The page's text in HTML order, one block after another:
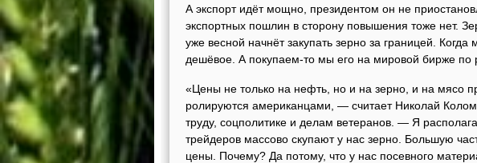
А экспорт идёт мощно, президентом он не
экспорт­ных пошлин в сторону повышения тоже нет.
уже весной начнёт закупать зерно за границей.
дешёвое. А покупаем-то мы его на мировой бирже по
«Цены не только на нефть, но и на зерно, и на мясо
ролируются американцами, — считает Николай
труду, соцполитике и делам ветеранов. — Я
трейдеров массово скупают у нас зерно. Большую
цены. Почему? Да потому, что у нас посевного